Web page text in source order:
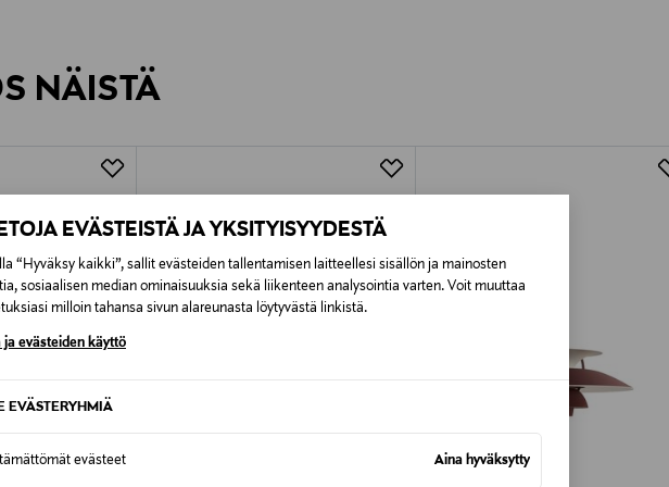
EVÄSTEISTÄ JA YKSITYISYYDESTÄ
“Hyväksy kaikki”, sallit evästeiden tallentamisen laitteellesi sisällön ja mainosten
sosiaalisen median ominaisuuksia sekä liikenteen analysointia varten. Voit muuttaa
milloin tahansa sivun alareunasta löytyvästä linkistä.
ja evästeiden käyttö
EVÄSTERYHMIÄ
evästeet Aina hyväksytty
Alk. 6,90 €, kun toimitus on saatavilla valittuun osoitteeseen.
NÄISTÄ